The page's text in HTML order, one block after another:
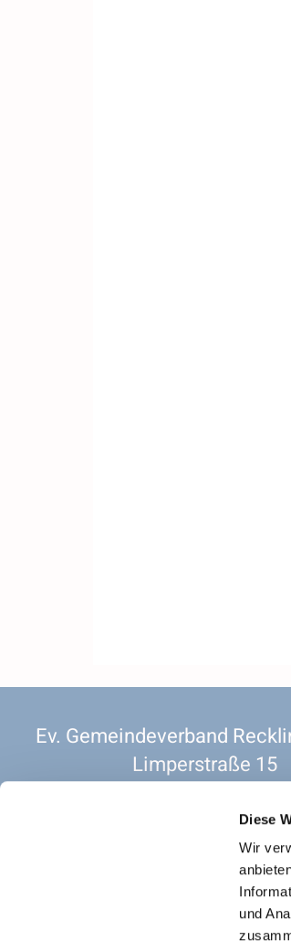
Diese
Wir
und
Ev. Gemeindeverband
Limperstraße 15
2 OG. Raum 201
Vorsitzender. Pfarrer